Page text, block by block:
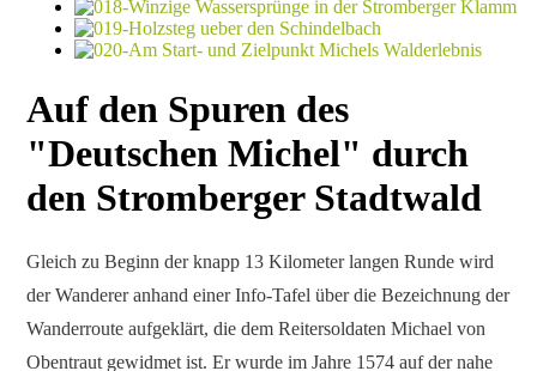
Auf den Spuren des
"Deutschen Michel" durch
den Stromberger Stadtwald
Gleich zu Beginn der knapp 13 Kilometer langen Runde wird
der Wanderer anhand einer Info-Tafel über die Bezeichnung der
Wanderroute aufgeklärt, die dem Reitersoldaten Michael von
Obentraut gewidmet ist. Er wurde im Jahre 1574 auf der nahe